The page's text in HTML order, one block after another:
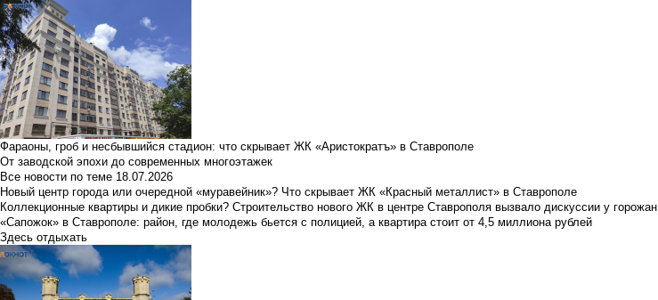
Фараоны, гроб и несбывшийся стадион: что скрывает ЖК «Аристократъ» в Ставрополе
От заводской эпохи до современных многоэтажек
Все новости по теме 18.07.2026
Новый центр города или очередной «муравейник»? Что скрывает ЖК «Красный металлист» в Ставрополе
Коллекционные квартиры и дикие пробки? Строительство нового ЖК в центре Ставрополя вызвало дискуссии у горожан
«Сапожок» в Ставрополе: район, где молодежь бьется с полицией, а квартира стоит от 4,5 миллиона рублей
Здесь отдыхать